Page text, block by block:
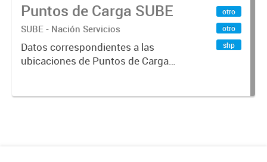
Puntos de Carga SUBE
SUBE - Nación Servicios
Datos correspondientes a las
ubicaciones de Puntos de Carga
otro
otro
shp